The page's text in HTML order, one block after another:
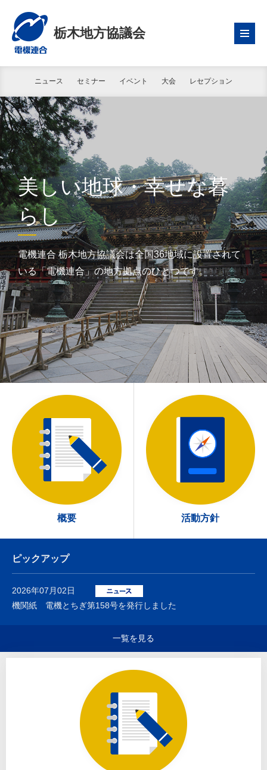
栃木地方協議会
ニュース セミナー イベント 大会 レセプション
美しい地球・幸せな暮
らし
電機連合 栃木地方協議会は全国36地域に設置されて
いる「電機連合」の地方拠点のひとつです。
概要 活動方針
ピックアップ
2026年07月02日
機関紙 電機とちぎ第158号を発行しました
一覧を見る